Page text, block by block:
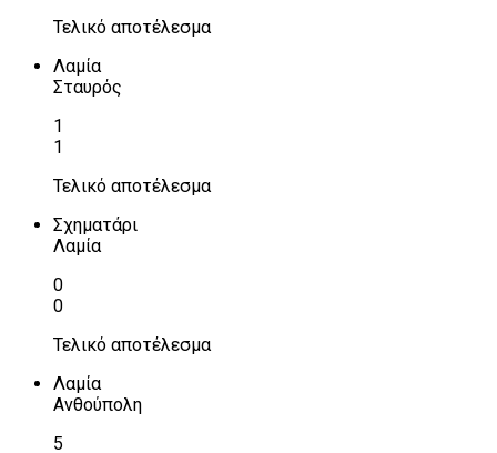
Τελικό αποτέλεσμα
Λαμία
Σταυρός
1
1
Τελικό αποτέλεσμα
Σχηματάρι
Λαμία
0
0
Τελικό αποτέλεσμα
Λαμία
Ανθούπολη
5